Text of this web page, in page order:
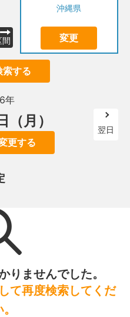
間
沖縄県
変更
索する
年
（月）
更する
翌日
りませんでした。
て再度検索してくだ